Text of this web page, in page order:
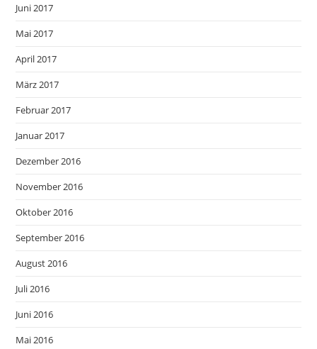
Juni 2017
Mai 2017
April 2017
März 2017
Februar 2017
Januar 2017
Dezember 2016
November 2016
Oktober 2016
September 2016
August 2016
Juli 2016
Juni 2016
Mai 2016